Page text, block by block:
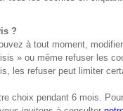
AMCC Fenêtres/
de confidentialité
Site réalisé par